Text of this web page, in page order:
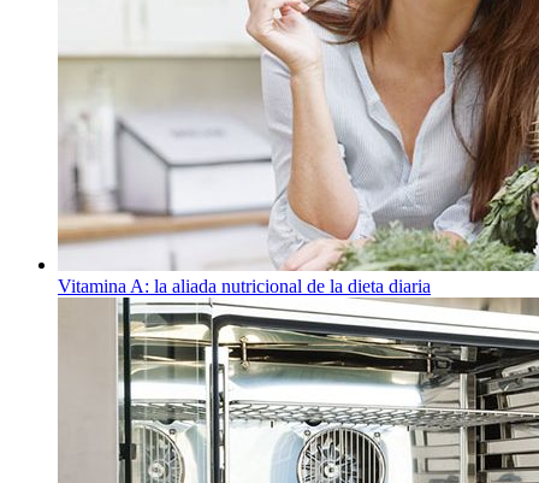
Vitamina A: la aliada nutricional de la dieta diaria